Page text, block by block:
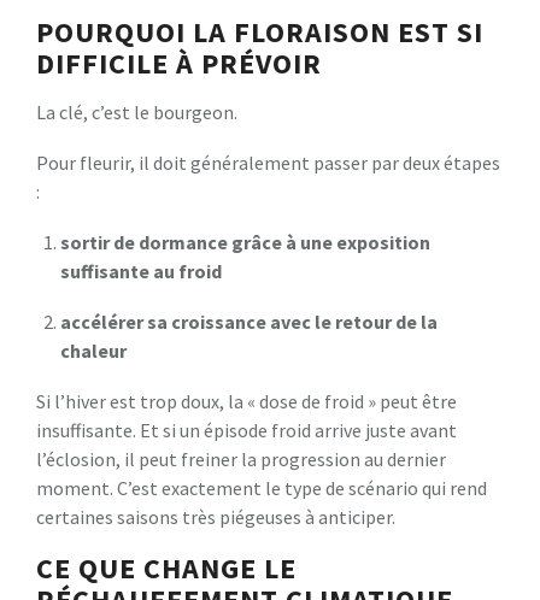
POURQUOI LA FLORAISON EST SI
DIFFICILE À PRÉVOIR
La clé, c’est le bourgeon.
Pour fleurir, il doit généralement passer par deux étapes
:
sortir de dormance grâce à une exposition
suffisante au froid
accélérer sa croissance avec le retour de la
chaleur
Si l’hiver est trop doux, la « dose de froid » peut être
insuffisante. Et si un épisode froid arrive juste avant
l’éclosion, il peut freiner la progression au dernier
moment. C’est exactement le type de scénario qui rend
certaines saisons très piégeuses à anticiper.
CE QUE CHANGE LE